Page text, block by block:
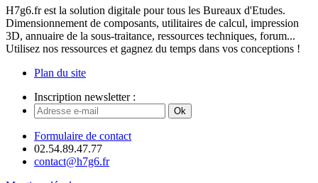
H7g6.fr est la solution digitale pour tous les Bureaux d'Etudes.
Dimensionnement de composants, utilitaires de calcul, impression
3D, annuaire de la sous-traitance, ressources techniques, forum...
Utilisez nos ressources et gagnez du temps dans vos conceptions !
Plan du site
Inscription newsletter :
Ok
Formulaire de contact
02.54.89.47.77
contact@h7g6.fr